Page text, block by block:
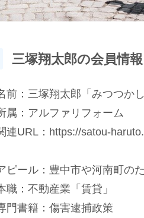
三塚翔太郎の会員情
前：三塚翔太郎「みつつか
属：アルファリフォーム
連URL：https://satou-
ピール：豊中市や河南町の
職：不動産業「賃貸」
門書籍：傷害逮捕政策